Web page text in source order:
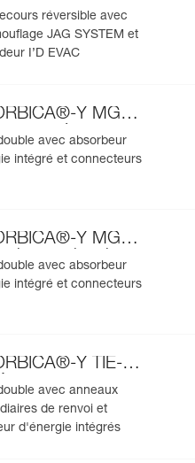
réversible avec
JAG SYSTEM et
I’D EVAC
Y MGO
européenne
avec absorbeur
intégré et connecteurs
Y MGO
internationale
avec absorbeur
intégré et connecteurs
Y TIE-
avec anneaux
de renvoi et
d'énergie intégrés